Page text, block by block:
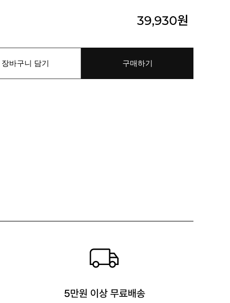
39,930원
장바구니 담기 구매하기